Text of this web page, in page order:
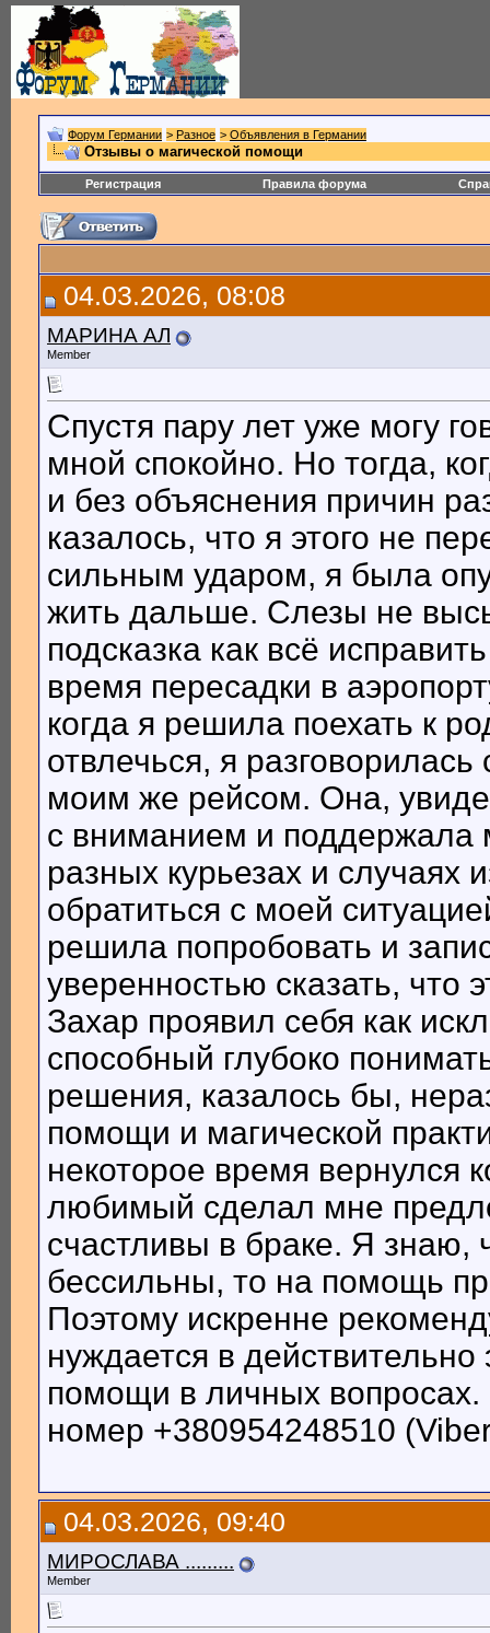
Форум Германии > Разное > Объявления в Германии
Отзывы о магической помощи
Регистрация Правила форума
04.03.2026, 08:08
МАРИНА АЛ
Member
Спустя пару лет уже могу
мной спокойно. Но тогда,
и без объяснения причин
казалось, что я этого не
сильным ударом, я была
жить дальше. Слезы не
подсказка как всё
время пересадки в
когда я решила поехать к
отвлечься, я
моим же рейсом. Она,
с вниманием и поддержала
разных курьезах и случаях
обратиться с моей
решила попробовать и
уверенностью сказать,
Захар проявил себя как
способный глубоко
решения, казалось бы,
помощи и магической
некоторое время вернулся
любимый сделал мне
счастливы в браке. Я знаю,
бессильны, то на помощь
Поэтому искренне
нуждается в
помощи в личных вопросах.
номер +380954248510
04.03.2026, 09:40
МИРОСЛАВА .........
Member